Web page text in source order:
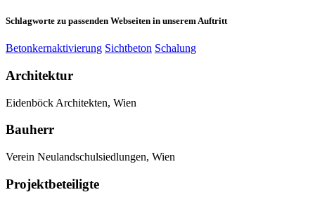
Schlagworte zu passenden Webseiten in unserem Auftritt
Betonkernaktivierung Sichtbeton Schalung
Architektur
Eidenböck Architekten, Wien
Bauherr
Verein Neulandschulsiedlungen, Wien
Projektbeteiligte